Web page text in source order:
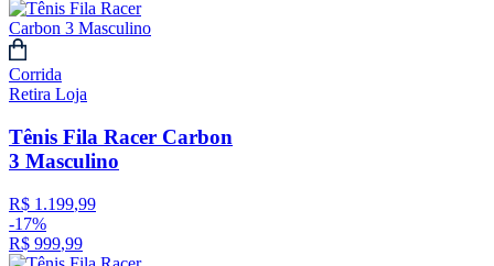
Corrida
Retira Loja
Tênis Fila Racer Carbon
3 Masculino
R$ 1 .199,99
-17%
R$ 999,99